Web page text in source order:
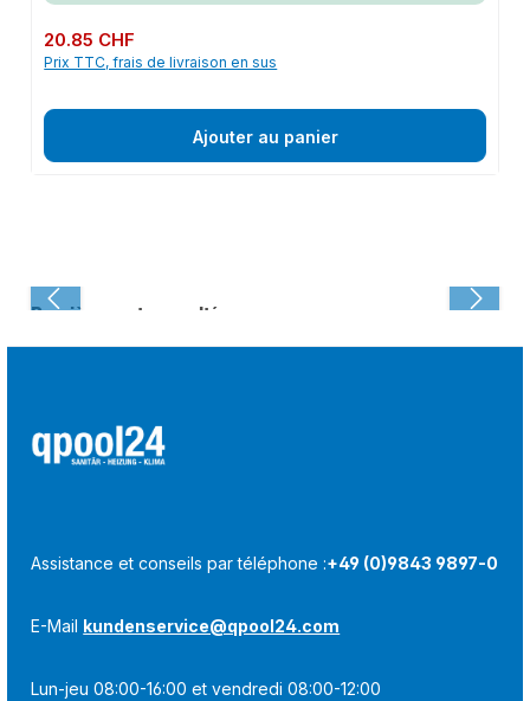
Prix régulier :
20.85 CHF
Prix TTC, frais de livraison en sus
Ajouter au panier
Dernièrement consulté :
Assistance et conseils par téléphone :+49 (0)9843 9897-0
E-Mail kundenservice@qpool24.com
Lun-jeu 08:00-16:00 et vendredi 08:00-12:00